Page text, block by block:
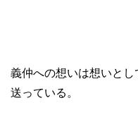
義仲への想いは想いと
送っている。